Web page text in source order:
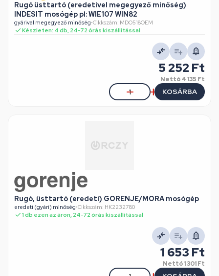
Rugó üsttartó (eredetivel megegyező minőség)
INDESIT mosógép pl: WIE107 WIN82
gyárival megegyező minőség•Cikkszám: MDO518OEM
Készleten: 4 db, 24-72 órás kiszállítással
5 252 Ft
Nettó4 135 Ft
KOSÁRBA
Rugó, üsttartó (eredeti) GORENJE/MORA mosógép
eredeti (gyári) minőség•Cikkszám: HK2232780
1 db ezen az áron, 24-72 órás kiszállítással
1 653 Ft
Nettó1 301 Ft